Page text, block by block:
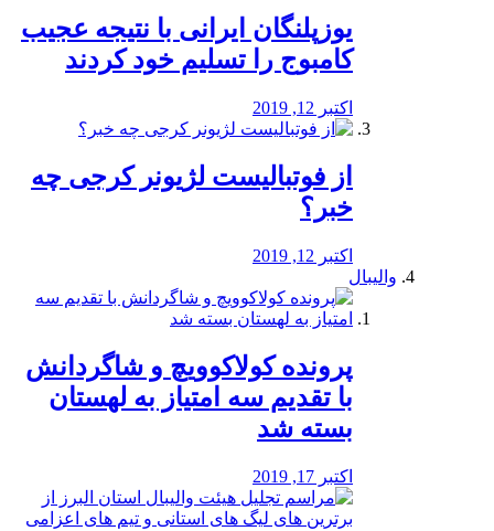
یوزپلنگان ایرانی با نتیجه عجیب
کامبوج را تسلیم خود کردند
اکتبر 12, 2019
از فوتبالیست لژیونر کرجی چه
خبر؟
اکتبر 12, 2019
والیبال
پرونده کولاکوویچ و شاگردانش
با تقدیم سه امتیاز به لهستان
بسته شد
اکتبر 17, 2019